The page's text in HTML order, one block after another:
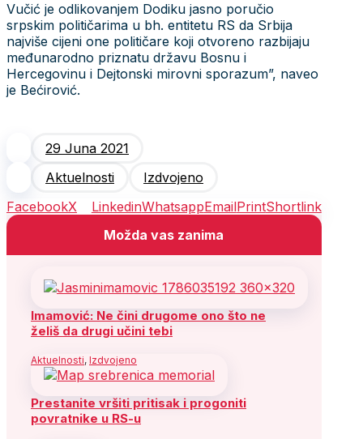
Vučić je odlikovanjem Dodiku jasno poručio
srpskim političarima u bh. entitetu RS da Srbija
najviše cijeni one političare koji otvoreno razbijaju
međunarodno priznatu državu Bosnu i
Hercegovinu i Dejtonski mirovni sporazum”, naveo
je Bećirović.
29 Juna 2021
Aktuelnosti
Izdvojeno
FacebookX LinkedinWhatsappEmailPrintShortlink
Možda vas zanima
Imamović: Ne čini drugome ono što ne
želiš da drugi učini tebi
Aktuelnosti, Izdvojeno
Prestanite vršiti pritisak i progoniti
povratnike u RS-u